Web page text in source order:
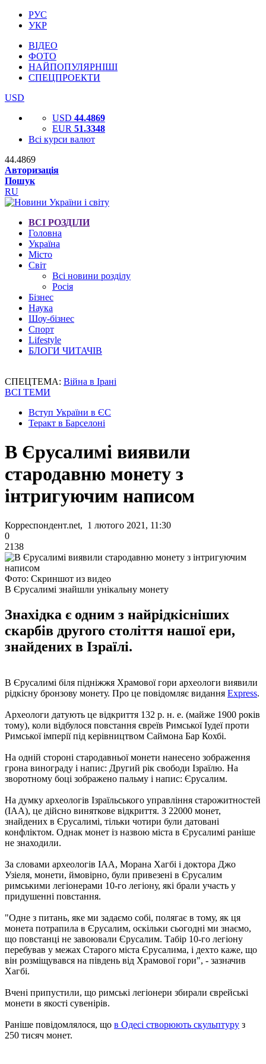
РУС
УКР
ВІДЕО
ФОТО
НАЙПОПУЛЯРНІШІ
СПЕЦПРОЕКТИ
USD
USD 44.4869
EUR 51.3348
Всі курси валют
44.4869
Авторизація
Пошук
RU
ВСІ РОЗДІЛИ
Головна
Україна
Місто
Світ
Всі новини розділу
Росія
Бізнес
Наука
Шоу-бізнес
Спорт
Lifestyle
БЛОГИ ЧИТАЧІВ
СПЕЦТЕМА: Війна в Ірані
ВСІ ТЕМИ
Вступ України в ЄС
Теракт в Барселоні
В Єрусалимі виявили
стародавню монету з
інтригуючим написом
Корреспондент.net, 1 лютого 2021, 11:30
0
2138
Фото: Скриншот из видео
В Єрусалимі знайшли унікальну монету
Знахідка є одним з найрідкісніших
скарбів другого століття нашої ери,
знайдених в Ізраїлі.
В Єрусалимі біля підніжжя Храмової гори археологи виявили
рідкісну бронзову монету. Про це повідомляє видання Express.
Археологи датують це відкриття 132 р. н. е. (майже 1900 років
тому), коли відбулося повстання євреїв Римської Іудеї проти
Римської імперії під керівництвом Саймона Бар Кохбі.
На одній стороні стародавньої монети нанесено зображення
грона винограду і напис: Другий рік свободи Ізраїлю. На
зворотному боці зображено пальму і напис: Єрусалим.
На думку археологів Ізраїльського управління старожитностей
(IAA), це дійсно виняткове відкриття. З 22000 монет,
знайдених в Єрусалимі, тільки чотири були датовані
конфліктом. Однак монет із назвою міста в Єрусалимі раніше
не знаходили.
За словами археологів IAA, Морана Хагбі і доктора Джо
Узіеля, монети, ймовірно, були привезені в Єрусалим
римськими легіонерами 10-го легіону, які брали участь у
придушенні повстання.
"Одне з питань, яке ми задаємо собі, полягає в тому, як ця
монета потрапила в Єрусалим, оскільки сьогодні ми знаємо,
що повстанці не завоювали Єрусалим. Табір 10-го легіону
перебував у межах Старого міста Єрусалима, і дехто каже, що
він розміщувався на південь від Храмової гори", - зазначив
Хагбі.
Вчені припустили, що римські легіонери збирали єврейські
монети в якості сувенірів.
Раніше повідомлялося, що в Одесі створюють скульптуру з
250 тисяч монет.